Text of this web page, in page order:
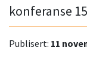
konferanse
Publisert: 11